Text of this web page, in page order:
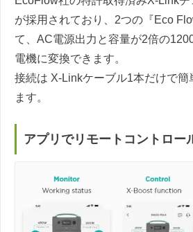
が採用されており、2つの『Eco
て、AC電源出力と容量が2倍の
電機に変換できます。
接続は X-Linkケーブル1本だけで簡
ます。
アプリでリモートコントロー